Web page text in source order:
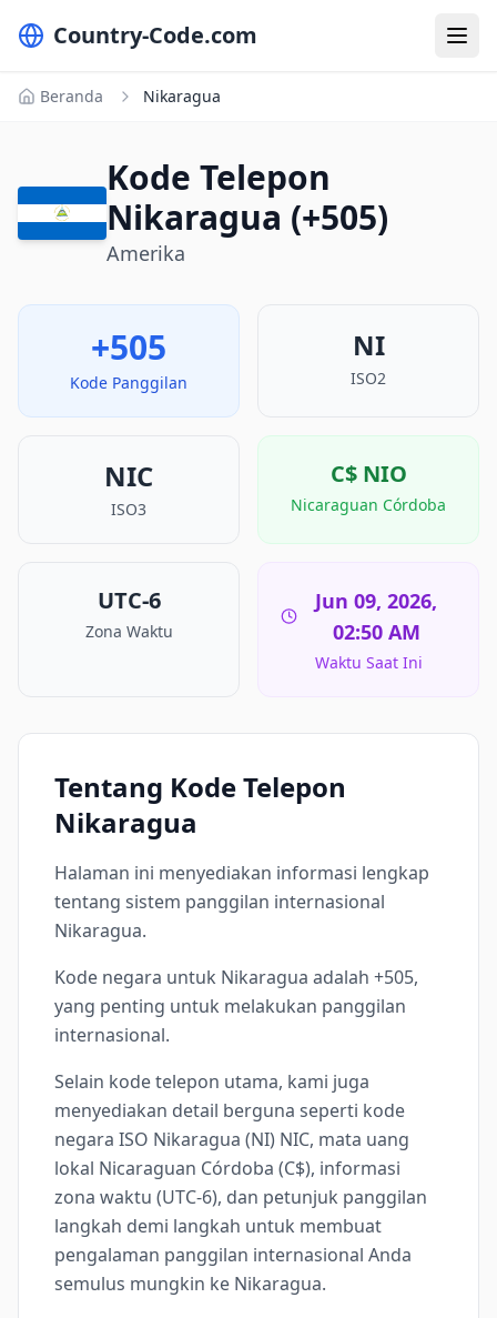
Country-Code.com
Beranda Nikaragua
Kode Telepon
Nikaragua (+505)
Amerika
+505
Kode Panggilan
NI
ISO2
NIC
ISO3
C$ NIO
Nicaraguan Córdoba
UTC-6
Zona Waktu
Jun 09, 2026,
02:50 AM
Waktu Saat Ini
Tentang Kode Telepon
Nikaragua
Halaman ini menyediakan informasi lengkap
tentang sistem panggilan internasional
Nikaragua.
Kode negara untuk Nikaragua adalah +505,
yang penting untuk melakukan panggilan
internasional.
Selain kode telepon utama, kami juga
menyediakan detail berguna seperti kode
negara ISO Nikaragua (NI) NIC, mata uang
lokal Nicaraguan Córdoba (C$), informasi
zona waktu (UTC-6), dan petunjuk panggilan
langkah demi langkah untuk membuat
pengalaman panggilan internasional Anda
semulus mungkin ke Nikaragua.